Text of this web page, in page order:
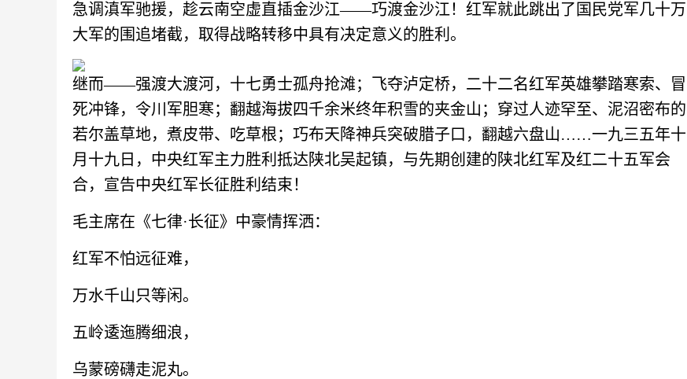
急调滇军驰援，趁云南空虚直插金沙江——巧渡金沙江！ 红军就此跳出了国民党军几十万
大军的围追堵截，取得战略转移中具有决定意义的胜利。
继而——强渡大渡河，十七勇士孤舟抢滩；飞夺泸定桥，二十二名红军英雄攀踏寒索、冒
死冲锋，令川军胆寒；翻越海拔四千余米终年积雪的夹金山；穿过人迹罕至、泥沼密布的
若尔盖草地，煮皮带、吃草根；巧布天降神兵突破腊子口，翻越六盘山……一九三五年十
月十九日，中央红军主力胜利抵达陕北吴起镇，与先期创建的陕北红军及红二十五军会
合，宣告中央红军长征胜利结束！
毛主席在《七律·长征》中豪情挥洒：
红军不怕远征难，
万水千山只等闲。
五岭逶迤腾细浪，
乌蒙磅礴走泥丸。